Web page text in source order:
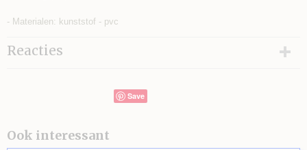
- Materialen: kunststof - pvc
Reacties
Save
Ook interessant